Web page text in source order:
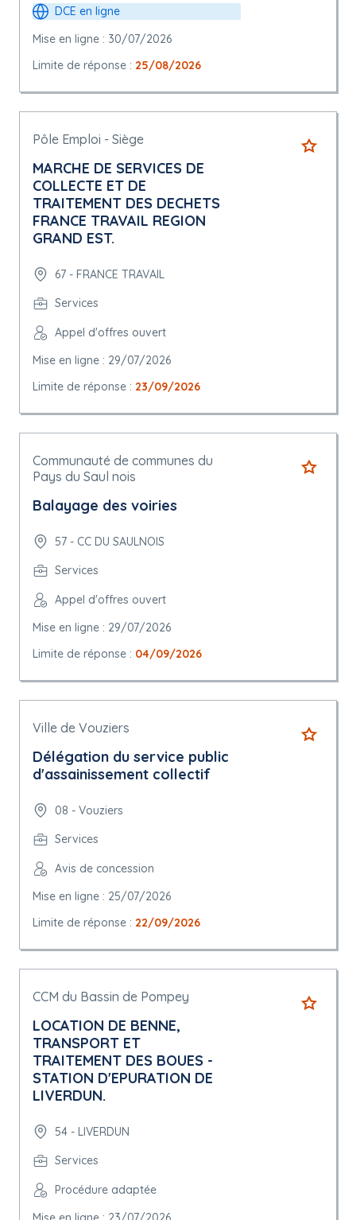
DCE en ligne
Mise en ligne : 30/07/2026
Limite de réponse : 25/08/2026
Pôle Emploi - Siège
MARCHE DE SERVICES DE
COLLECTE ET DE
TRAITEMENT DES DECHETS
FRANCE TRAVAIL REGION
GRAND EST.
67 - FRANCE TRAVAIL
Services
Appel d'offres ouvert
Mise en ligne : 29/07/2026
Limite de réponse : 23/09/2026
Communauté de communes du
Pays du Saul nois
Balayage des voiries
57 - CC DU SAULNOIS
Services
Appel d'offres ouvert
Mise en ligne : 29/07/2026
Limite de réponse : 04/09/2026
Ville de Vouziers
Délégation du service public
d'assainissement collectif
08 - Vouziers
Services
Avis de concession
Mise en ligne : 25/07/2026
Limite de réponse : 22/09/2026
CCM du Bassin de Pompey
LOCATION DE BENNE,
TRANSPORT ET
TRAITEMENT DES BOUES -
STATION D'EPURATION DE
LIVERDUN.
54 - LIVERDUN
Services
Procédure adaptée